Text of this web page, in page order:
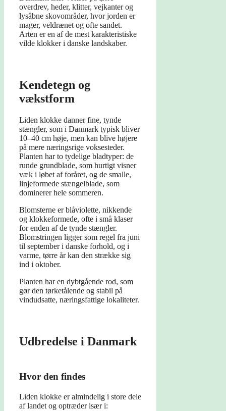
overdrev, heder, klitter, vejkanter og
lysåbne skovområder, hvor jorden er
mager, veldrænet og ofte sandet.
Arten er en af de mest karakteristiske
vilde klokker i danske landskaber.
Kendetegn og
vækstform
Liden klokke danner fine, tynde
stængler, som i Danmark typisk bliver
10–40 cm høje, men kan blive højere
på mere næringsrige voksesteder.
Planten har to tydelige bladtyper: de
runde grundblade, som hurtigt visner
væk i løbet af foråret, og de smalle,
linjeformede stængelblade, som
dominerer hele sommeren.
Blomsterne er blåviolette, nikkende
og klokkeformede, ofte i små klaser
for enden af de tynde stængler.
Blomstringen ligger som regel fra juni
til september i danske forhold, og i
varme, tørre år kan den strække sig
ind i oktober.
Planten har en dybtgående rod, som
gør den tørketålende og stabil på
vindudsatte, næringsfattige lokaliteter.
Udbredelse i Danmark
Hvor den findes
Liden klokke er almindelig i store dele
af landet og optræder især i: